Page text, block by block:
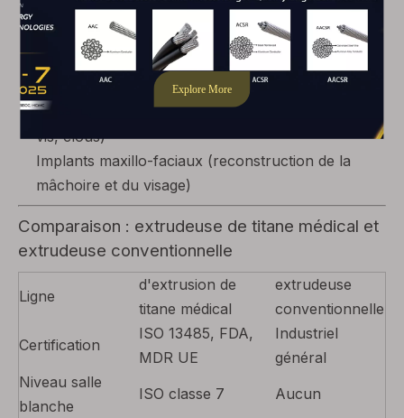
Instruments chirurgicaux (pinces, écarteurs,
scalpels)
Composants de l'équipement de diagnostic (pièces
compatibles IRM)
Dispositifs de fixation pour traumatologie (plaques,
vis, clous)
Implants maxillo-faciaux (reconstruction de la
mâchoire et du visage)
Comparaison : extrudeuse de titane médical et
extrudeuse conventionnelle
Ligne
d'extrusion de
titane médical
extrudeuse
conventionnelle
Certification
ISO 13485, FDA,
MDR UE
Industriel
général
Niveau salle
blanche
ISO classe 7 Aucun